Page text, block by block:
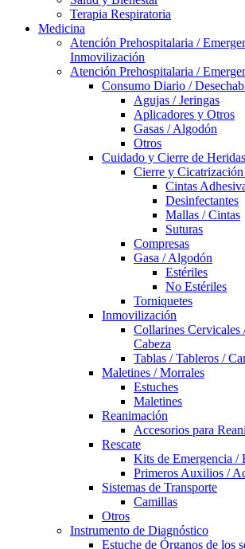
Terapia Respiratoria
Medicina
Atención Prehospitalaria /
Inmovilización
Atención Prehospitalaria /
Consumo Diario /
Agujas / Jeringas
Aplicadores y Otros
Gasas / Algodón
Otros
Cuidado y Cierre de Heridas
Cierre y
Cintas
Desinfectantes
Mallas / Cintas
Suturas
Compresas
Gasa / Algodón
Estériles
No Estériles
Torniquetes
Inmovilización
Collarines
Cabeza
Tablas / Tableros /
Maletines / Morrales
Estuches
Maletines
Reanimación
Accesorios para
Rescate
Kits de Emergencia /
Primeros Auxilios /
Sistemas de Transporte
Camillas
Otros
Instrumento de Diagnóstico
Estuche de Órganos de los